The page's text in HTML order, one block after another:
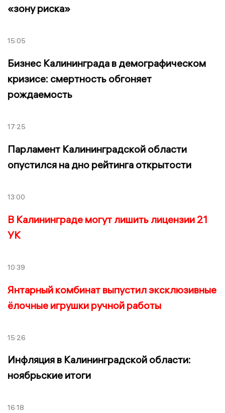
«зону риска»
15:05
Бизнес Калининграда в демографическом
кризисе: смертность обгоняет
рождаемость
17:25
Парламент Калининградской области
опустился на дно рейтинга открытости
13:00
В Калининграде могут лишить лицензии 21
УК
10:39
Янтарный комбинат выпустил эксклюзивные
ёлочные игрушки ручной работы
15:26
Инфляция в Калининградской области:
ноябрьские итоги
16:18